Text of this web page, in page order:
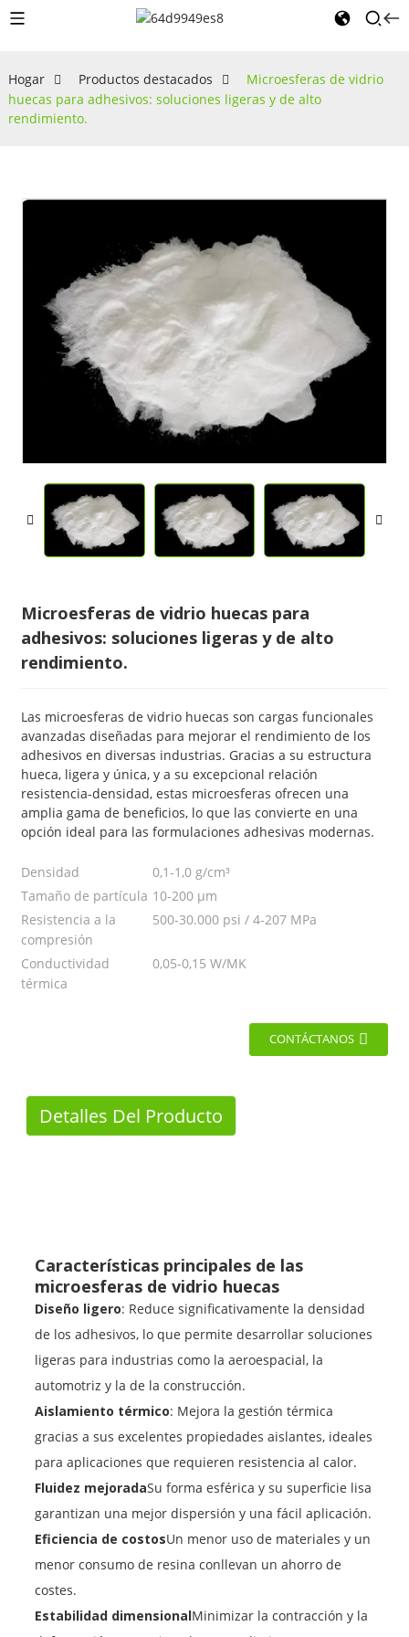
Hogar Productos destacados
Microesferas de vidrio
huecas para adhesivos: soluciones ligeras y de alto
rendimiento.
Microesferas de vidrio huecas para
adhesivos: soluciones ligeras y de alto
rendimiento.
Las microesferas de vidrio huecas son cargas funcionales
avanzadas diseñadas para mejorar el rendimiento de los
adhesivos en diversas industrias. Gracias a su estructura
hueca, ligera y única, y a su excepcional relación
resistencia-densidad, estas microesferas ofrecen una
amplia gama de beneficios, lo que las convierte en una
opción ideal para las formulaciones adhesivas modernas.
Densidad
0,1-1,0 g/cm³
Tamaño de partícula 10-200 μm
Resistencia a la
compresión
500-30.000 psi / 4-207 MPa
Conductividad
térmica
0,05-0,15 W/MK
CONTÁCTANOS
Detalles Del Producto
Características principales de las
microesferas de vidrio huecas
Diseño ligero: Reduce significativamente la densidad
de los adhesivos, lo que permite desarrollar soluciones
ligeras para industrias como la aeroespacial, la
automotriz y la de la construcción.
Aislamiento térmico: Mejora la gestión térmica
gracias a sus excelentes propiedades aislantes, ideales
para aplicaciones que requieren resistencia al calor.
Fluidez mejoradaSu forma esférica y su superficie lisa
garantizan una mejor dispersión y una fácil aplicación.
Eficiencia de costosUn menor uso de materiales y un
menor consumo de resina conllevan un ahorro de
costes.
Estabilidad dimensionalMinimizar la contracción y la